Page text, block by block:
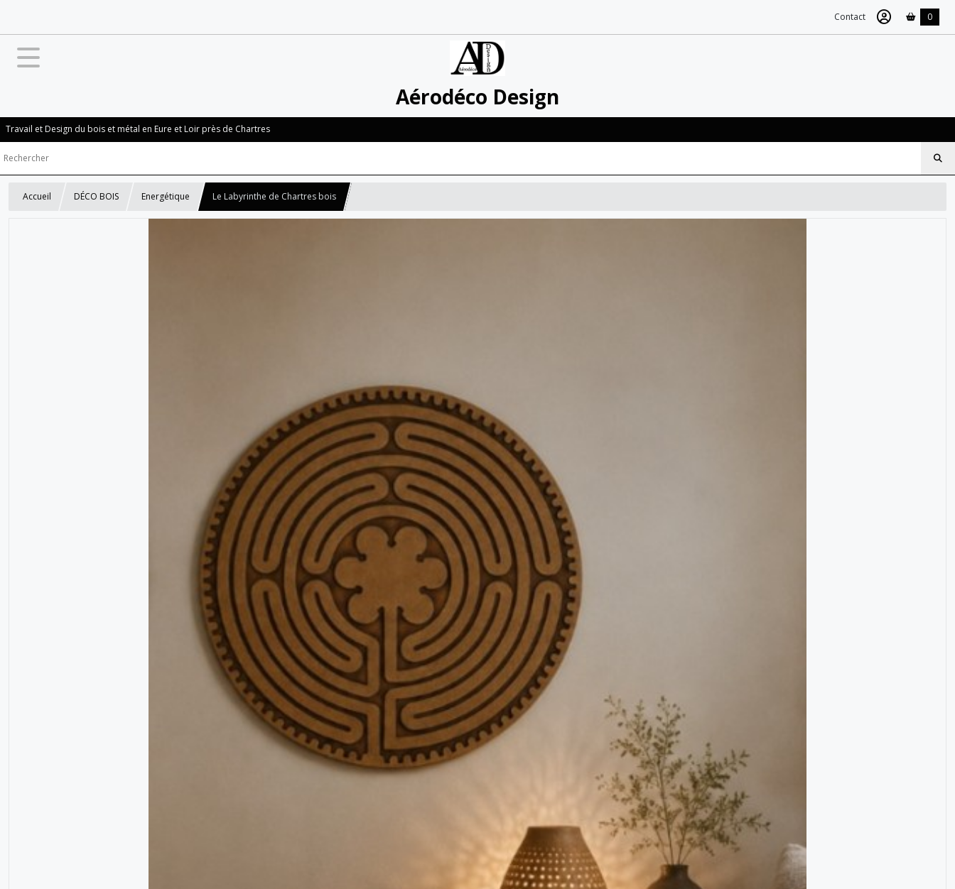
Contact 0
Aérodéco Design
Travail et Design du bois et métal en Eure et Loir près de Chartres
Accueil DÉCO BOIS Energétique Le Labyrinthe de Chartres bois